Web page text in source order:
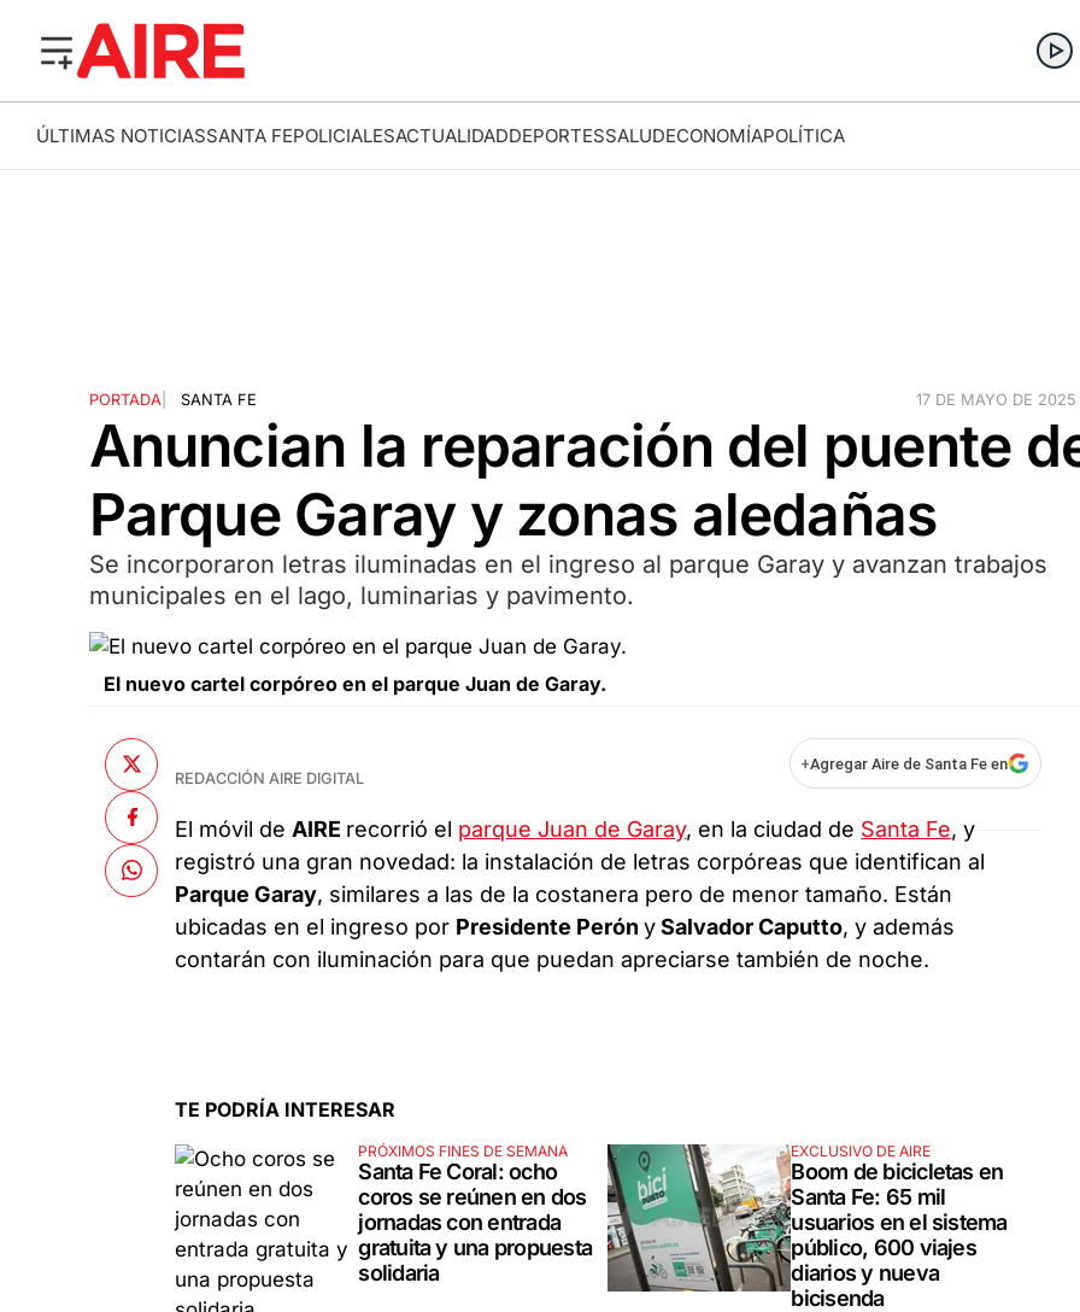
ÚLTIMAS NOTICIASSANTA FEPOLICIALESACTUALIDADDEPORTESSALUDECONOMÍAPOLÍTICA
PORTADA| SANTA FE 17 DE MAYO DE 2025
Anuncian la reparación del puente
Parque Garay y zonas aledañas
Se incorporaron letras iluminadas en el ingreso al parque Garay y avanzan trabajos
municipales en el lago, luminarias y pavimento.
El nuevo cartel corpóreo en el parque Juan de Garay.
REDACCIÓN AIRE DIGITAL
+Agregar Aire de Santa Fe en
El móvil deAIRE recorrió el parque Juan de Garay, en la ciudad de Santa Fe, y
registró una gran novedad: la instalación de letras corpóreas que identifican al
Parque Garay, similares a las de la costanera pero de menor tamaño. Están
ubicadas en el ingreso por Presidente PerónySalvador Caputto, y además
contarán con iluminación para que puedan apreciarse también de noche.
TE PODRÍA INTERESAR
PRÓXIMOS FINES DE SEMANA
Santa Fe Coral: ocho
coros se reúnen en dos
jornadas con entrada
gratuita y una propuesta
solidaria
EXCLUSIVO DE AIRE
Boom de bicicletas en
Santa Fe: 65 mil
usuarios en el sistema
público, 600 viajes
diarios y nueva
bicisenda